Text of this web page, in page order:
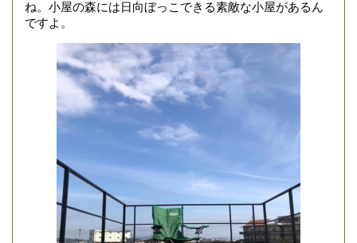
ね。小屋の森には日向ぼっこできる素敵な小屋があるん
ですよ。